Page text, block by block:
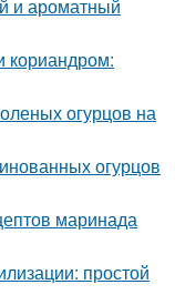
и ароматный
кориандром:
огурцов на
огурцов
маринада
простой